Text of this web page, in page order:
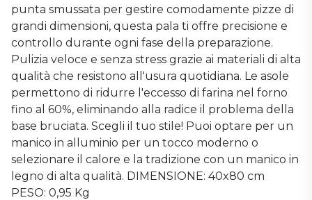
punta smussata per gestire comodamente pizze di
grandi dimensioni, questa pala ti offre precisione e
controllo durante ogni fase della preparazione.
Pulizia veloce e senza stress grazie ai materiali di alta
qualità che resistono all'usura quotidiana. Le asole
permettono di ridurre l'eccesso di farina nel forno
fino al 60%, eliminando alla radice il problema della
base bruciata. Scegli il tuo stile! Puoi optare per un
manico in alluminio per un tocco moderno o
selezionare il calore e la tradizione con un manico in
legno di alta qualità. DIMENSIONE: 40x80 cm
PESO: 0,95 Kg